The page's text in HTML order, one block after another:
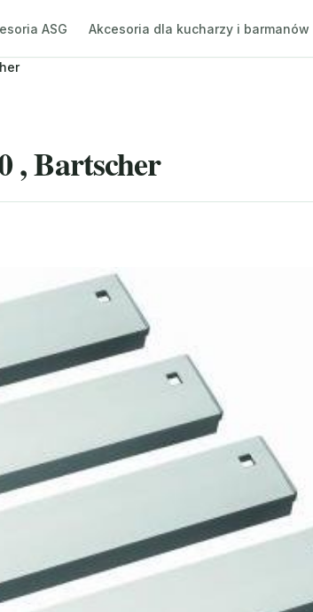
ASG Akcesoria dla kucharzy i barmanów
, Bartscher